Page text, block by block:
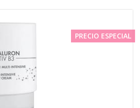
PRECIO ESPECIAL